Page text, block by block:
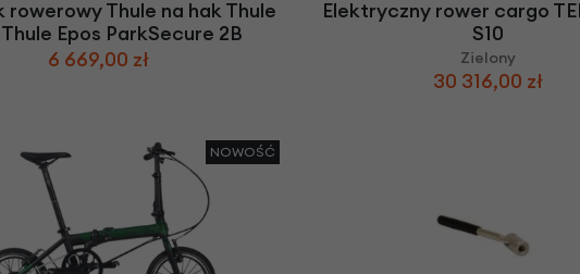
rowerowy Thule na hak Thule
Thule Epos ParkSecure 2B
6 669,00 zł
Elektryczny rower cargo
S10
Zielony
30 316,00 zł
NOWOŚĆ